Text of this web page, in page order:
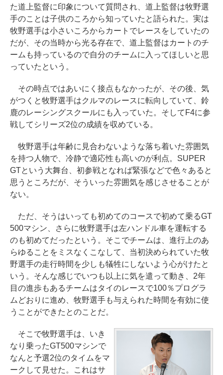
た道上監督に印象について質問され、道上監督は牧野選
手のことは子供のころから知っていたと語られた。実は
牧野選手は小さいころからカートでレースをしていたの
だが、その当時から光る存在で、道上監督はカートのチ
ームも持っているので自分のチームに入ってほしいと思
っていたという。
その時点ではあいにく接点もなかったが、その後、気
がつくと牧野選手はクルマのレースに転向していて、鈴
鹿のレーシングスクールにも入っていた。そしてF4に参
戦してシリーズ2位の成績を収めている。
牧野選手は年齢に見合わないような落ち着いた雰囲気
を持つ人物で、冷静で適応性も高いのが利点。SUPER
GTという大舞台、初参戦となれば緊張などで色々あると
思うところだが、そういった雰囲気を感じさせることが
ない。
ただ、そうはいっても初めてのコースで初めて乗るGT
500マシン、さらに牧野選手は左ハンドル車を運転する
のも初めてだったという。そこでチームは、進行上のあ
らゆることをミスなくこなして、当初決められていた牧
野選手の走行時間を少しも犠牲にしないよう心がけたと
いう。そんな感じでいつも以上に気を遣って動き、2年
目の進歩もあるチームはタイのレースで100％プログラ
ムどおりに進め、牧野選手も与えられた時間を有効に使
うことができたとのことだ。
そこで牧野選手は、いき
なり乗ったGT500マシンで
なんと予選2位のタイムをマ
ークして見せた。これはサ